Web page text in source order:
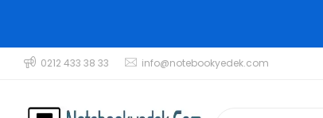
0212 433 38 33 info@notebookyedek.com